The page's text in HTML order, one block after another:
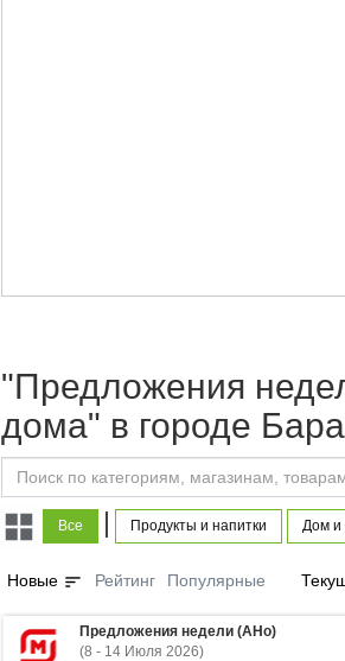
"Предложения
дома" в городе
Все | Продукты и напитки Дом и
Новые sort Рейтинг Популярные
Предложения недели (АНо)
(8 - 14 Июля 2026)